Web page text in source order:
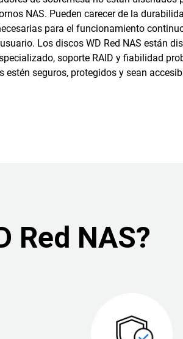
NAS. Pueden carecer de la
para el funcionamiento
Los discos WD Red NAS están
soporte RAID y fiabilidad
estén seguros, protegidos y sean
Red NAS?